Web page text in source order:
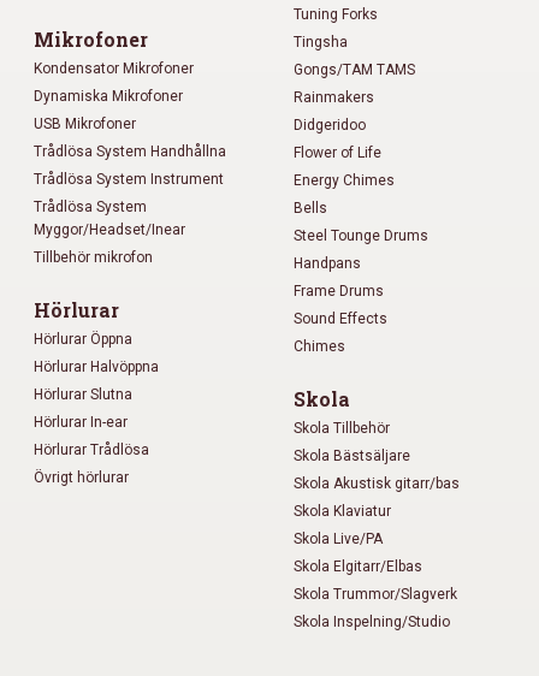
Mikrofoner
Kondensator Mikrofoner
Dynamiska Mikrofoner
USB Mikrofoner
Trådlösa System Handhållna
Trådlösa System Instrument
Trådlösa System
Myggor/Headset/Inear
Tillbehör mikrofon
Hörlurar
Hörlurar Öppna
Hörlurar Halvöppna
Hörlurar Slutna
Hörlurar In-ear
Hörlurar Trådlösa
Övrigt hörlurar
Tuning Forks
Tingsha
Gongs/TAM TAMS
Rainmakers
Didgeridoo
Flower of Life
Energy Chimes
Bells
Steel Tounge Drums
Handpans
Frame Drums
Sound Effects
Chimes
Skola
Skola Tillbehör
Skola Bästsäljare
Skola Akustisk gitarr/bas
Skola Klaviatur
Skola Live/PA
Skola Elgitarr/Elbas
Skola Trummor/Slagverk
Skola Inspelning/Studio